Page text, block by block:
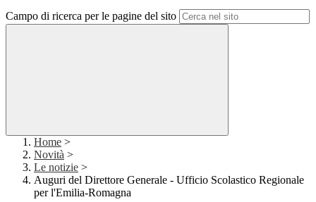
Campo di ricerca per le pagine del sito
Home >
Novità >
Le notizie >
Auguri del Direttore Generale - Ufficio Scolastico Regionale
per l'Emilia-Romagna